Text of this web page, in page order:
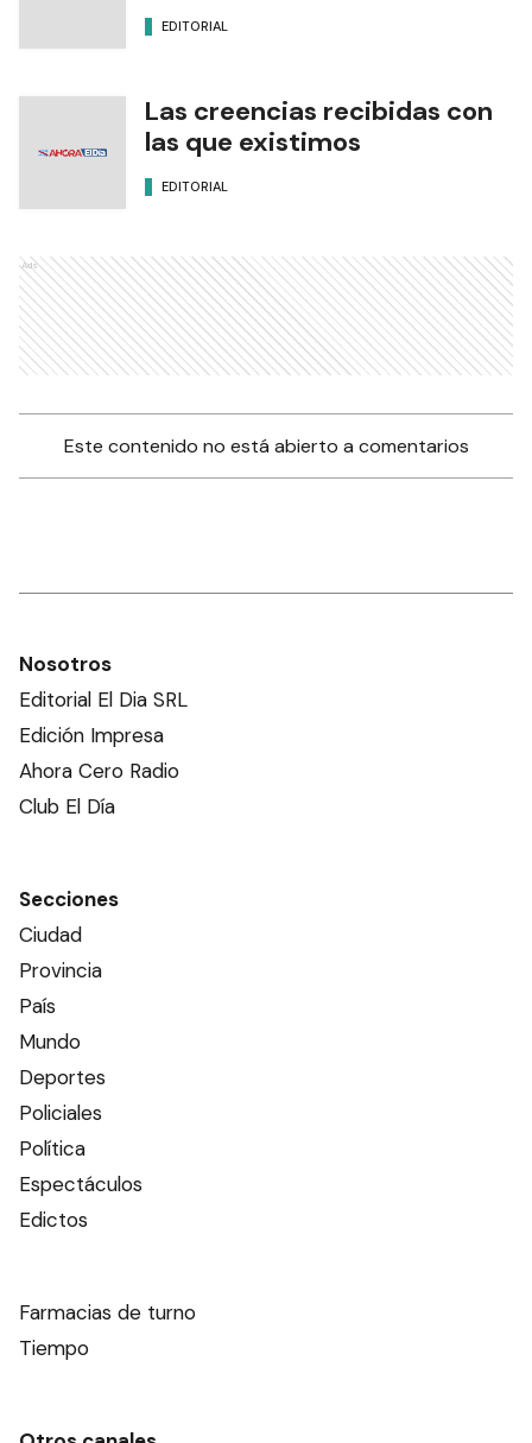
EDITORIAL
Las creencias recibidas con
las que existimos
EDITORIAL
Ads
Este contenido no está abierto a comentarios
Nosotros
Editorial El Dia SRL
Edición Impresa
Ahora Cero Radio
Club El Día
Secciones
Ciudad
Provincia
País
Mundo
Deportes
Policiales
Política
Espectáculos
Edictos
Farmacias de turno
Tiempo